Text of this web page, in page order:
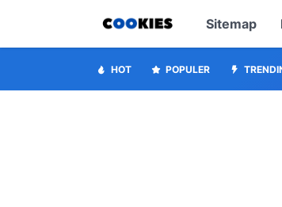
Sitemap
HOT POPULER